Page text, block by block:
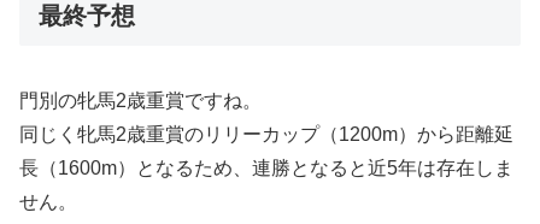
最終予想
門別の牝馬2歳重賞ですね。
同じく牝馬2歳重賞のリリーカップ（1200m）から距離延
長（1600m）となるため、連勝となると近5年は存在しま
せん。